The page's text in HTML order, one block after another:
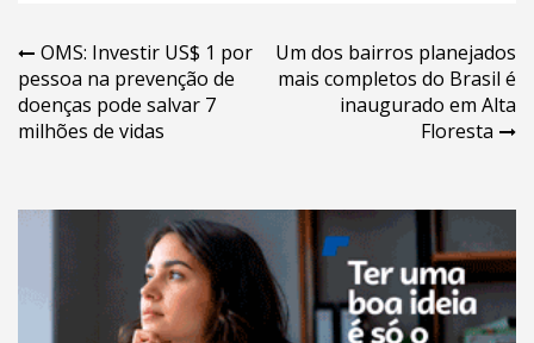
Navegação
de
Post
OMS: Investir US$ 1 por
pessoa na prevenção de
doenças pode salvar 7
milhões de vidas
Um dos bairros planejados
mais completos do Brasil é
inaugurado em Alta
Floresta